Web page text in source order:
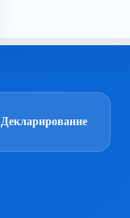
Декларирование